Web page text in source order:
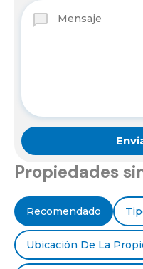
Propiedades
Recomendado
Ubicación De La